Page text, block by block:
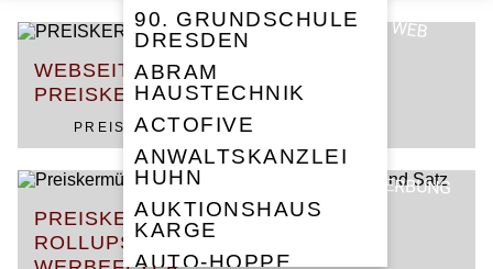
90. GRUNDSCHULE
DRESDEN
ABRAM
HAUSTECHNIK
ACTOFIVE
ANWALTSKANZLEI
HUHN
AUKTIONSHAUS
KARGE
AUTO-HOPPE
WEB
WEBSEITE –
PREISKERMÜHLE
PREISKERMÜHLE
WERBUNG
PREISKERMÜHLE –
ROLLUPS / POSTKARTEN /